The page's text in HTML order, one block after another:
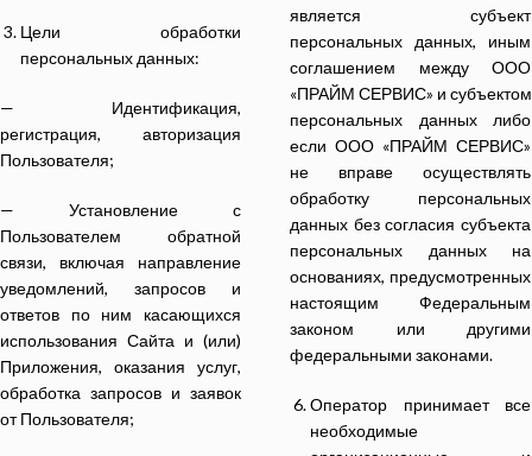
Цели обработки
персональных данных:
— Идентификация,
регистрация, авторизация
Пользователя;
— Установление с
Пользователем обратной
связи, включая направление
уведомлений, запросов и
ответов по ним касающихся
использования Сайта и (или)
Приложения, оказания услуг,
обработка запросов и заявок
от Пользователя;
является субъект
персональных данных, иным
соглашением между ООО
«ПРАЙМ СЕРВИС» и субъектом
персональных данных либо
если ООО «ПРАЙМ СЕРВИС»
не вправе осуществлять
обработку персональных
данных без согласия субъекта
персональных данных на
основаниях, предусмотренных
настоящим Федеральным
законом или другими
федеральными законами.
Оператор принимает все
необходимые